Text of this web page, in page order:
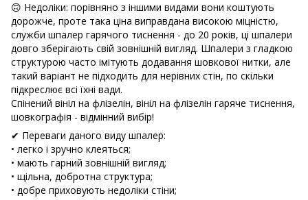
🙃 Недоліки: порівняно з іншими видами вони коштують
дорожче, проте така ціна виправдана високою міцністю,
служби шпалер гарячого тиснення - до 20 років, ці шпалери
довго зберігають свій зовнішній вигляд. Шпалери з гладкою
структурою часто імітують додавання шовкової нитки, але
такий варіант не підходить для нерівних стін, по скільки
підкреслює всі їхні вади.
Спінений вініл на флізелін, вініл на флізелін гаряче тиснення,
шовкографія - відмінний вибір!
✔ Переваги даного виду шпалер:
• легко і зручно клеяться;
• мають гарний зовнішній вигляд;
• щільна, добротна структура;
• добре приховують недоліки стіни;